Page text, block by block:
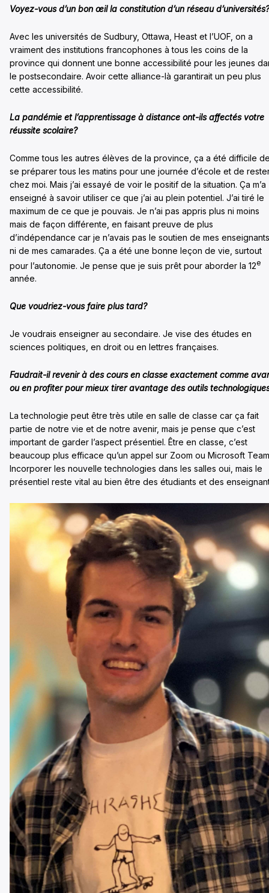
Voyez-vous d’un bon œil la constitution d’un réseau d’universités?
Avec les universités de Sudbury, Ottawa, Heast et l’UOF, on a
vraiment des institutions francophones à tous les coins de la
province qui donnent une bonne accessibilité pour les jeunes
le postsecondaire. Avoir cette alliance-là garantirait un peu plus
cette accessibilité.
La pandémie et l’apprentissage à distance ont-ils affectés votre
réussite scolaire?
Comme tous les autres élèves de la province, ça a été difficile
se préparer tous les matins pour une journée d’école et de
chez moi. Mais j’ai essayé de voir le positif de la situation. Ça m’a
enseigné à savoir utiliser ce que j’ai au plein potentiel. J’ai tiré le
maximum de ce que je pouvais. Je n’ai pas appris plus ni moins
mais de façon différente, en faisant preuve de plus
d’indépendance car je n’avais pas le soutien de mes
ni de mes camarades. Ça a été une bonne leçon de vie, surtout
pour l’autonomie. Je pense que je suis prêt pour aborder la 12e
année.
Que voudriez-vous faire plus tard?
Je voudrais enseigner au secondaire. Je vise des études en
sciences politiques, en droit ou en lettres françaises.
Faudrait-il revenir à des cours en classe exactement comme
ou en profiter pour mieux tirer avantage des outils
La technologie peut être très utile en salle de classe car ça fait
partie de notre vie et de notre avenir, mais je pense que c’est
important de garder l’aspect présentiel. Être en classe, c’est
beaucoup plus efficace qu’un appel sur Zoom ou Microsoft
Incorporer les nouvelle technologies dans les salles oui, mais le
présentiel reste vital au bien être des étudiants et des